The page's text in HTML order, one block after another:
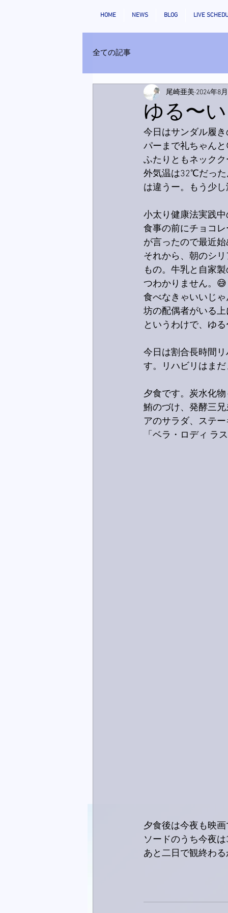
HOME NEWS BLOG LIVE
全ての記事
ゆる〜
尾崎亜美 2024年8
今日はサンダル履
パーまで礼ちゃん
ふたりともネック
外気温は32℃だっ
は違うー。もう少
小太り健康法実践
食事の前にチョコ
が言ったので最近
それから、朝のシ
もの。牛乳と自家
つわかりません。😅
食べなきゃいいじ
坊の配偶者がいる
というわけで、ゆ
今日は割合長時間
す。リハビリはま
夕食です。炭水化
鮪のづけ、発酵三
アのサラダ、ステ
「ベラ・ロディ ラ
夕食後は今夜も映
ソードのうち今夜
あと二日で観終わ